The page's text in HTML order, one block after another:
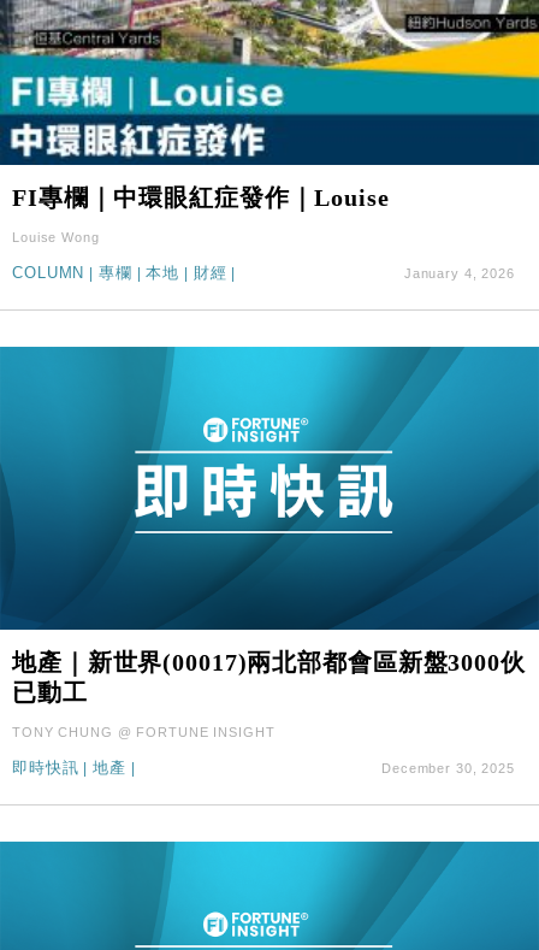
FI專欄｜中環眼紅症發作｜Louise
Louise Wong
COLUMN 專欄 |本地 財經 January 4, 2026
地產｜新世界(00017)兩北部都會區新盤3000伙
已動工
TONY CHUNG @ FORTUNE INSIGHT
即時快訊 |地產 | December 30, 2025